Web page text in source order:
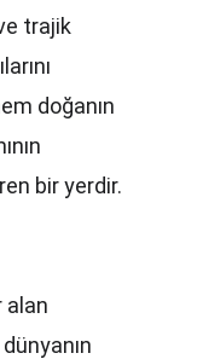
trajik
doğanın
bir yerdir.
alan